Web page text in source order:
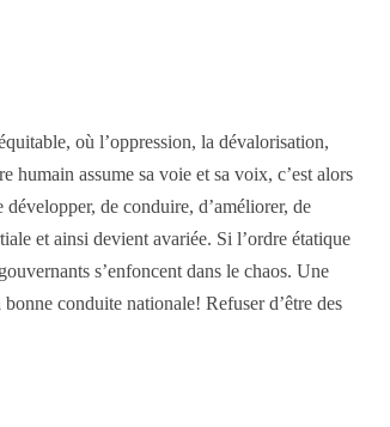
où l’oppression, la dévalorisation,
humain assume sa voie et sa voix, c’est alors
de conduire, d’améliorer, de
et ainsi devient avariée. Si l’ordre étatique
s’enfoncent dans le chaos. Une
conduite nationale! Refuser d’être des